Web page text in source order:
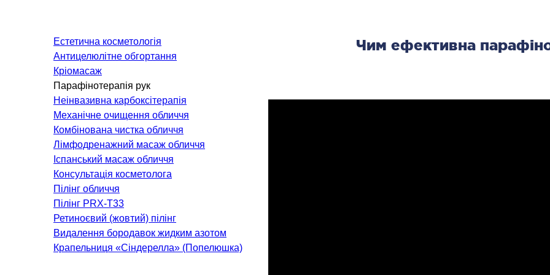
Нефрологія
Паліативна допомога
Пульмонологія
Терапія
КОСМЕТОЛОГІЯ І
ДЕРМАТОЛОГІЯ
Апаратна косметологія
Дерматологія
Ін'єкційна косметологія
Лазерна косметологія
Естетична косметологія
Антицелюлітне обгортання
Кріомасаж
Парафінотерапія рук
Неінвазивна карбоксітерапія
Механічне очищення обличчя
Комбінована чистка обличчя
Лімфодренажний масаж обличчя
Іспанський масаж обличчя
Консультація косметолога
Пілінг обличчя
Пілінг PRX-T33
Ретиноєвий (жовтий) пілінг
Видалення бородавок жидким азотом
Крапельниця «Сіндерелла» (Попелюшка)
Чим ефективна